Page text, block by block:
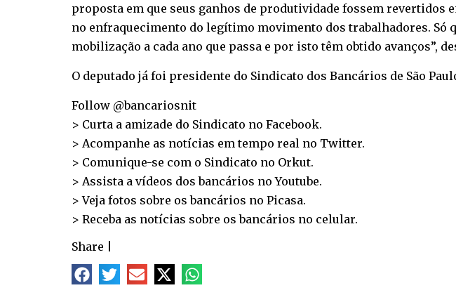
proposta em que seus ganhos de produtividade fossem revertidos
no enfraquecimento do legítimo movimento dos trabalhadores. Só
mobilização a cada ano que passa e por isto têm obtido avanços”,
O deputado já foi presidente do Sindicato dos Bancários de São
Follow @bancariosnit
> Curta a amizade do Sindicato no Facebook.
> Acompanhe as notícias em tempo real no Twitter.
> Comunique-se com o Sindicato no Orkut.
> Assista a vídeos dos bancários noYoutube.
> Veja fotos sobre os bancários no Picasa.
> Receba as notícias sobre os bancários no celular.
Share